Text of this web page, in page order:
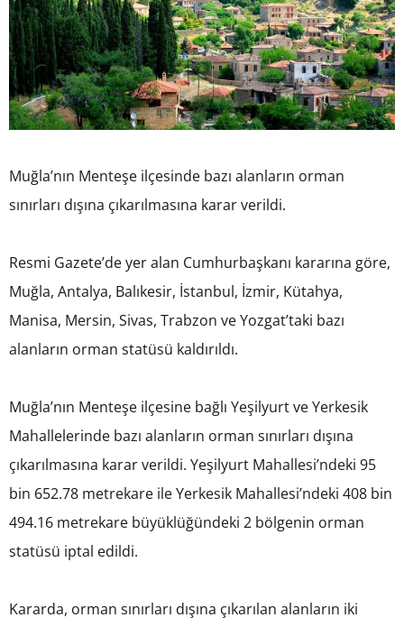
Muğla’nın Menteşe ilçesinde bazı alanların orman
sınırları dışına çıkarılmasına karar verildi.
Resmi Gazete’de yer alan Cumhurbaşkanı kararına göre,
Muğla, Antalya, Balıkesir, İstanbul, İzmir, Kütahya,
Manisa, Mersin, Sivas, Trabzon ve Yozgat’taki bazı
alanların orman statüsü kaldırıldı.
Muğla’nın Menteşe ilçesine bağlı Yeşilyurt ve Yerkesik
Mahallelerinde bazı alanların orman sınırları dışına
çıkarılmasına karar verildi. Yeşilyurt Mahallesi’ndeki 95
bin 652.78 metrekare ile Yerkesik Mahallesi’ndeki 408 bin
494.16 metrekare büyüklüğündeki 2 bölgenin orman
statüsü iptal edildi.
Kararda, orman sınırları dışına çıkarılan alanların iki